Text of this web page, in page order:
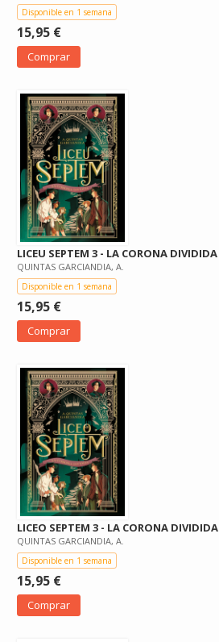
Disponible en 1 semana
15,95 €
Comprar
LICEU SEPTEM 3 - LA CORONA DIVIDIDA
QUINTAS GARCIANDIA, A.
Disponible en 1 semana
15,95 €
Comprar
LICEO SEPTEM 3 - LA CORONA DIVIDIDA
QUINTAS GARCIANDIA, A.
Disponible en 1 semana
15,95 €
Comprar